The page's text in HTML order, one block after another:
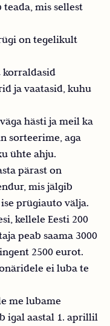
mis sellest
on tegelikult
korraldasid
ja vaatasid, kuhu
hästi ja meil ka
sorteerime, aga
ühte ahju.
pärast on
mis jälgib
prügiauto välja.
kellele Eesti 200
peab saama 3000
2500 eurot.
ei luba te
me lubame
igal aastal 1. aprillil